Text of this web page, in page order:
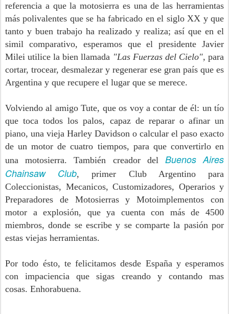
referencia a que la motosierra es una de las herramientas
más polivalentes que se ha fabricado en el siglo XX y que
tanto y buen trabajo ha realizado y realiza; así que en el
simil comparativo, esperamos que el presidente Javier
Milei utilice la bien llamada "Las Fuerzas del Cielo", para
cortar, trocear, desmalezar y regenerar ese gran país que es
Argentina y que recupere el lugar que se merece.
Volviendo al amigo Tute, que os voy a contar de él: un tío
que toca todos los palos, capaz de reparar o afinar un
piano, una vieja Harley Davidson o calcular el paso exacto
de un motor de cuatro tiempos, para que convertirlo en
una motosierra. También creador del Buenos Aires
Chainsaw Club, primer Club Argentino para
Coleccionistas, Mecanicos, Customizadores, Operarios y
Preparadores de Motosierras y Motoimplementos con
motor a explosión, que ya cuenta con más de 4500
miembros, donde se escribe y se comparte la pasión por
estas viejas herramientas.
Por todo ésto, te felicitamos desde España y esperamos
con impaciencia que sigas creando y contando mas
cosas. Enhorabuena.